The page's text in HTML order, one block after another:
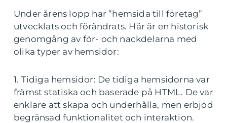
Under årens lopp har ”hemsida till företag”
utvecklats och förändrats. Här är en historisk
genomgång av för- och nackdelarna med
olika typer av hemsidor:
1. Tidiga hemsidor: De tidiga hemsidorna var
främst statiska och baserade på HTML. De var
enklare att skapa och underhålla, men erbjöd
begränsad funktionalitet och interaktion.